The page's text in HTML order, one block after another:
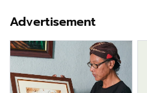
Advertisement